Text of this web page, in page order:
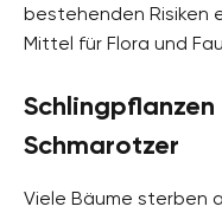
bestehenden Risiken
Mittel für Flora und
Schmarotzer
Viele Bäume sterben